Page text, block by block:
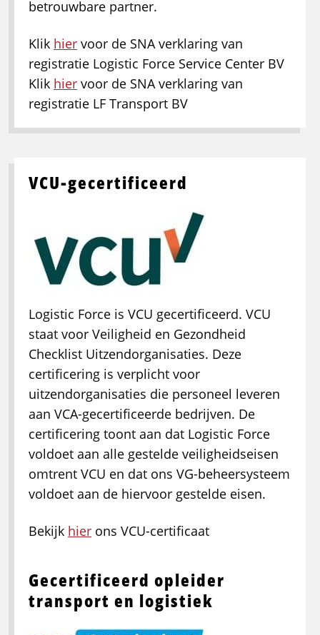
betrouwbare partner.
Klik hier voor de SNA verklaring van
registratie Logistic Force Service Center BV
Klik hier voor de SNA verklaring van
registratie LF Transport BV
VCU-gecertificeerd
Logistic Force is VCU gecertificeerd. VCU
staat voor Veiligheid en Gezondheid
Checklist Uitzendorganisaties. Deze
certificering is verplicht voor
uitzendorganisaties die personeel leveren
aan VCA-gecertificeerde bedrijven. De
certificering toont aan dat Logistic Force
voldoet aan alle gestelde veiligheidseisen
omtrent VCU en dat ons VG-beheersysteem
voldoet aan de hiervoor gestelde eisen.
Bekijk hier ons VCU-certificaat
Gecertificeerd opleider
transport en logistiek